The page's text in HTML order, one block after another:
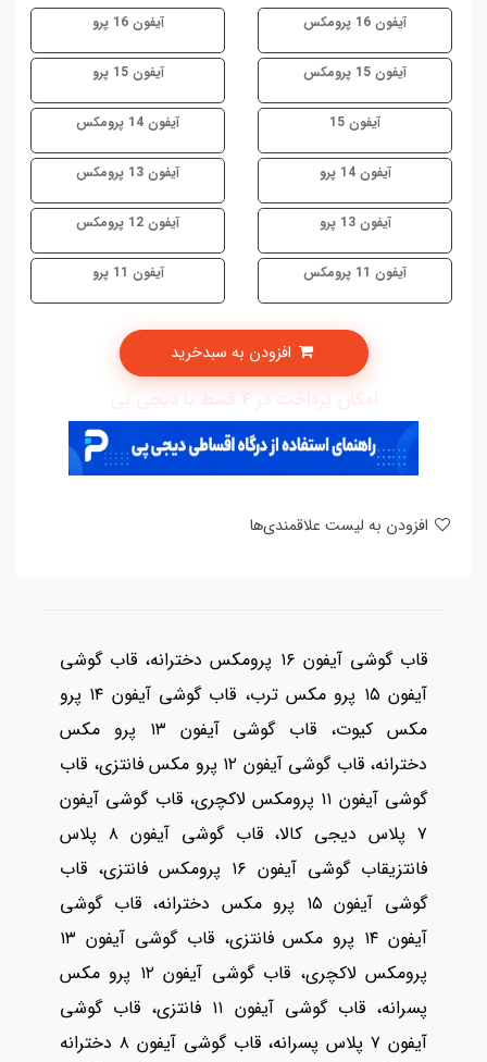
آیفون 16 پرومکس آیفون 16 پرو
آیفون 15 پرومکس آیفون 15 پرو
آیفون 15 آیفون 14 پرومکس
آیفون 14 پرو آیفون 13 پرومکس
آیفون 13 پرو آیفون 12 پرومکس
آیفون 11 پرومکس آیفون 11 پرو
امکان پرداخت در 4 قسط با دیجی پی
قاب گوشی آیفون ۱۶ پرومکس دخترانه، قاب گوشی
آیفون ۱۵ پرو مکس ترب، قاب گوشی آیفون ۱۴ پرو
مکس کیوت، قاب گوشی آیفون ۱۳ پرو مکس
دخترانه، قاب گوشی آیفون ۱۲ پرو مکس فانتزی، قاب
گوشی آیفون ۱۱ پرومکس لاکچری، قاب گوشی آیفون
۷ پلاس دیجی کالا، قاب گوشی آیفون ۸ پلاس
فانتزیقاب گوشی آیفون ۱۶ پرومکس فانتزی، قاب
گوشی آیفون ۱۵ پرو مکس دخترانه، قاب گوشی
آیفون ۱۴ پرو مکس فانتزی، قاب گوشی آیفون ۱۳
پرومکس لاکچری، قاب گوشی آیفون ۱۲ پرو مکس
پسرانه، قاب گوشی آیفون ۱۱ فانتزی، قاب گوشی
آیفون ۷ پلاس پسرانه، قاب گوشی آیفون ۸ دخترانه